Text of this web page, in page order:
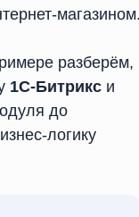
разберём,
1С-Битрикс и
до
логику